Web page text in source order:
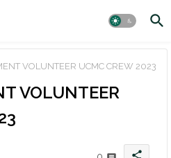
VOLUNTEER UCMC CREW 2023
VOLUNTEER
share